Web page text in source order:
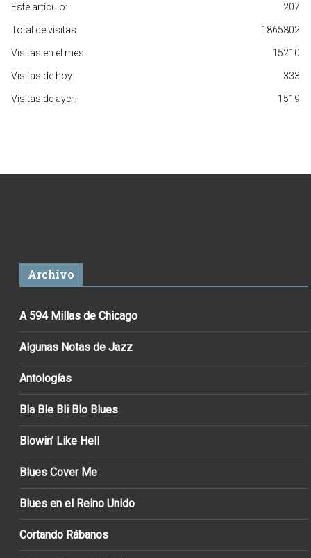
207
Este artículo:
1865802
Total de visitas:
15210
Visitas en el mes:
333
Visitas de hoy:
1519
Visitas de ayer:
Archivo
A 594 Millas de Chicago
Algunas Notas de Jazz
Antologías
Bla Ble Bli Blo Blues
Blowin’ Like Hell
Blues Cover Me
Blues en el Reino Unido
Cortando Rábanos